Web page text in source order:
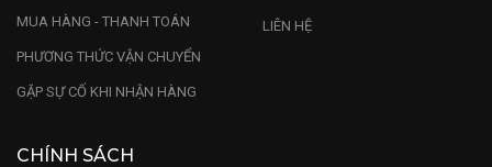
MUA HÀNG - THANH TOÁN
PHƯƠNG THỨC VẬN CHUYỂN
GẶP SỰ CỐ KHI NHẬN HÀNG
LIÊN HỆ
CHÍNH SÁCH